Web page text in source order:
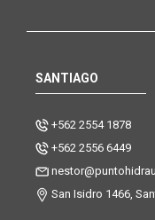
SANTIAGO
+562 2554 1878
+562 2556 6449
San Isidro 1466,